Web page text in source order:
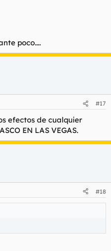
poco....
#17
efectos de cualquier
EN LAS VEGAS.
#18